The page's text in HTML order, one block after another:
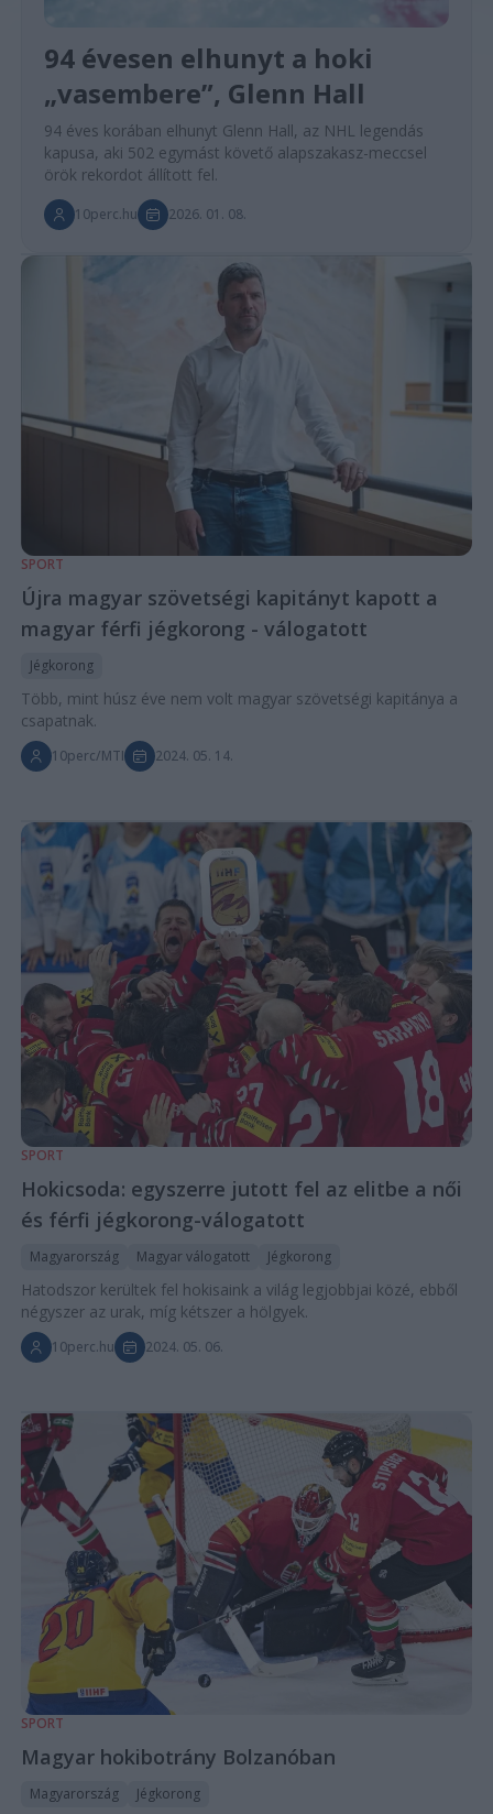
94 évesen elhunyt a hoki
„vasembere”, Glenn Hall
94 éves korában elhunyt Glenn Hall, az NHL legendás
kapusa, aki 502 egymást követő alapszakasz-meccsel
örök rekordot állított fel.
10perc.hu 2026. 01. 08.
SPORT
Újra magyar szövetségi kapitányt kapott a
magyar férfi jégkorong - válogatott
Jégkorong
Több, mint húsz éve nem volt magyar szövetségi kapitánya a
csapatnak.
10perc/MTI 2024. 05. 14.
SPORT
Hokicsoda: egyszerre jutott fel az elitbe a női
és férfi jégkorong-válogatott
Magyarország Magyar válogatott Jégkorong
Hatodszor kerültek fel hokisaink a világ legjobbjai közé, ebből
négyszer az urak, míg kétszer a hölgyek.
10perc.hu 2024. 05. 06.
SPORT
Magyar hokibotrány Bolzanóban
Magyarország Jégkorong